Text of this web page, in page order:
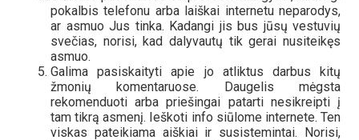
pokalbis telefonu arba laiškai internetu neparodys,
ar asmuo Jus tinka. Kadangi jis bus jūsų vestuvių
svečias, norisi, kad dalyvautų tik gerai nusiteikęs
asmuo.
Galima pasiskaityti apie jo atliktus darbus kitų
žmonių komentaruose. Daugelis mėgsta
rekomenduoti arba priešingai patarti nesikreipti į
tam tikrą asmenį. Ieškoti info siūlome internete. Ten
viskas pateikiama aiškiai ir susistemintai. Norisi,